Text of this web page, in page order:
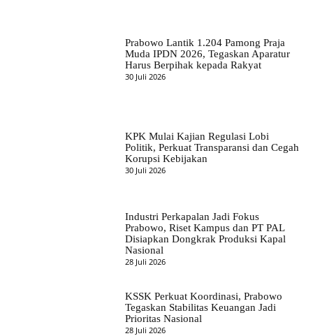
Prabowo Lantik 1.204 Pamong Praja
Muda IPDN 2026, Tegaskan Aparatur
Harus Berpihak kepada Rakyat
30 Juli 2026
KPK Mulai Kajian Regulasi Lobi
Politik, Perkuat Transparansi dan Cegah
Korupsi Kebijakan
30 Juli 2026
Industri Perkapalan Jadi Fokus
Prabowo, Riset Kampus dan PT PAL
Disiapkan Dongkrak Produksi Kapal
Nasional
28 Juli 2026
KSSK Perkuat Koordinasi, Prabowo
Tegaskan Stabilitas Keuangan Jadi
Prioritas Nasional
28 Juli 2026